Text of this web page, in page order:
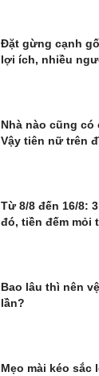
Đặt gừng cạnh
lợi ích, nhiều
Nhà nào cũng
Vậy tiên nữ trên
Từ 8/8 đến 16/8:
đó, tiền đếm mỏi
Bao lâu thì nên
lần?
Mẹo mài kéo sắc